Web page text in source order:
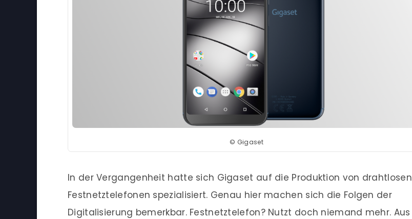
© Gigaset
In der Vergangenheit hatte sich Gigaset auf die Produktion von drahtlosen
Festnetztelefonen spezialisiert. Genau hier machen sich die Folgen der
Digitalisierung bemerkbar. Festnetztelefon? Nutzt doch niemand mehr. Aus